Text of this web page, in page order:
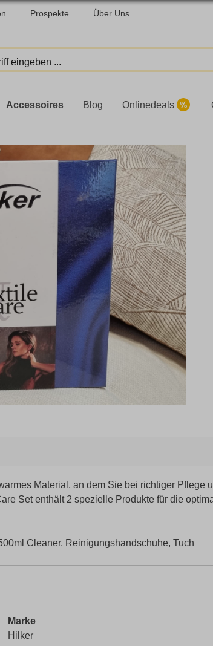
Prospekte Über Uns
Accessoires Blog Onlinedeals
Material, an dem Sie bei richtiger Pflege
Set enthält 2 spezielle Produkte für die
Cleaner, Reinigungshandschuhe, Tuch
Marke
Hilker